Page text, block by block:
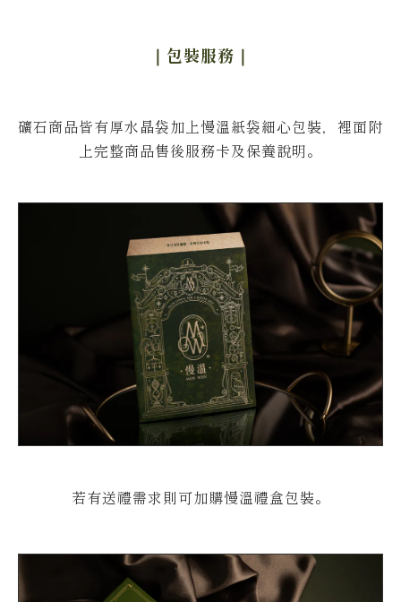
｜包裝服務 ｜
礦石商品皆有厚水晶袋加上慢溫紙袋細心包裝，裡面附
上完整商品售後服務卡及保養說明。
若有送禮需求則可加購慢溫禮盒包裝。